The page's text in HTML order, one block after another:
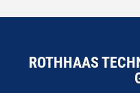
ROTHHAAS